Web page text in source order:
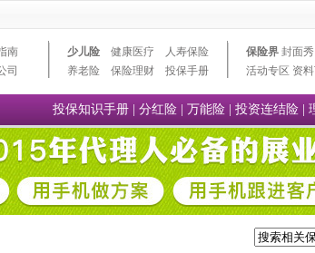
南
司
少儿险 健康医疗
人寿保险
养老险
保险理财 投保手册
保险界 封面秀
活动专区 资
投保知识手册 分红险 万能险 投资连结险